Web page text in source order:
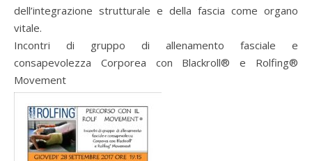
dell’integrazione strutturale e della fascia come organo
vitale.
Incontri di gruppo di allenamento fasciale e
consapevolezza Corporea con Blackroll® e Rolfing®
Movement